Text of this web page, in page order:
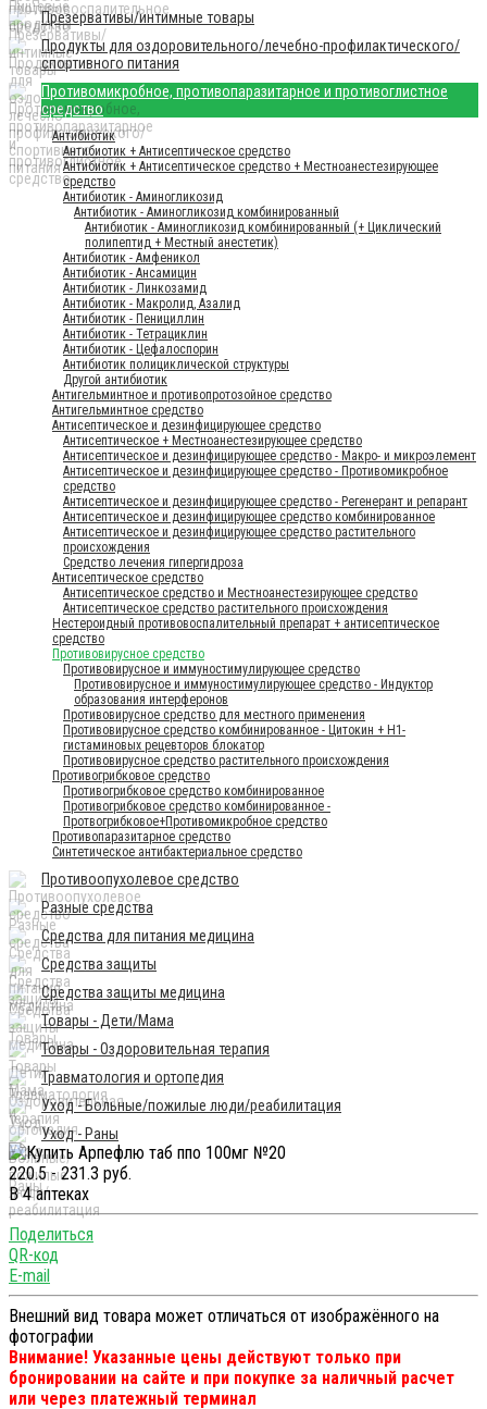
Презервативы/интимные товары
Продукты для оздоровительного/лечебно-профилактического/
спортивного питания
Противомикробное, противопаразитарное и противоглистное
средство
Антибиотик
Антибиотик + Антисептическое средство
Антибиотик + Антисептическое средство + Местноанестезирующее
средство
Антибиотик - Аминогликозид
Антибиотик - Аминогликозид комбинированный
Антибиотик - Аминогликозид комбинированный (+ Циклический
полипептид + Местный анестетик)
Антибиотик - Амфеникол
Антибиотик - Ансамицин
Антибиотик - Линкозамид
Антибиотик - Макролид, Азалид
Антибиотик - Пенициллин
Антибиотик - Тетрациклин
Антибиотик - Цефалоспорин
Антибиотик полициклической структуры
Другой антибиотик
Антигельминтное и противопротозойное средство
Антигельминтное средство
Антисептическое и дезинфицирующее средство
Антисептическое + Местноанестезирующее средство
Антисептическое и дезинфицирующее средство - Макро- и микроэлемент
Антисептическое и дезинфицирующее средство - Противомикробное
средство
Антисептическое и дезинфицирующее средство - Регенерант и репарант
Антисептическое и дезинфицирующее средство комбинированное
Антисептическое и дезинфицирующее средство растительного
происхождения
Средство лечения гипергидроза
Антисептическое средство
Антисептическое средство и Местноанестезирующее средство
Антисептическое средство растительного происхождения
Нестероидный противовоспалительный препарат + антисептическое
средство
Противовирусное средство
Противовирусное и иммуностимулирующее средство
Противовирусное и иммуностимулирующее средство - Индуктор
образования интерферонов
Противовирусное средство для местного применения
Противовирусное средство комбинированное - Цитокин + Н1-
гистаминовых рецевторов блокатор
Противовирусное средство растительного происхождения
Противогрибковое средство
Противогрибковое средство комбинированное
Противогрибковое средство комбинированное -
Протвогрибковое+Противомикробное средство
Противопаразитарное средство
Синтетическое антибактериальное средство
Противоопухолевое средство
Разные средства
Средства для питания медицина
Средства защиты
Средства защиты медицина
Товары - Дети/Мама
Товары - Оздоровительная терапия
Травматология и ортопедия
Уход - Больные/пожилые люди/реабилитация
Уход - Раны
220.5 - 231.3 руб.
В 4 аптеках
Поделиться
QR-код
E-mail
Внешний вид товара может отличаться от изображённого на
фотографии
Внимание! Указанные цены действуют только при
бронировании на сайте и при покупке за наличный расчет
или через платежный терминал